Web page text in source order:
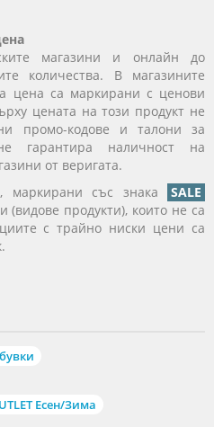
Есен/Зима
магазини и онлайн до
количества. В магазините
цена са маркирани с ценови
цената на този продукт не
промо-кодове и талони за
гарантира наличност на
от веригата.
маркирани със знака
SALE
продукти), които не са
с трайно ниски цени са